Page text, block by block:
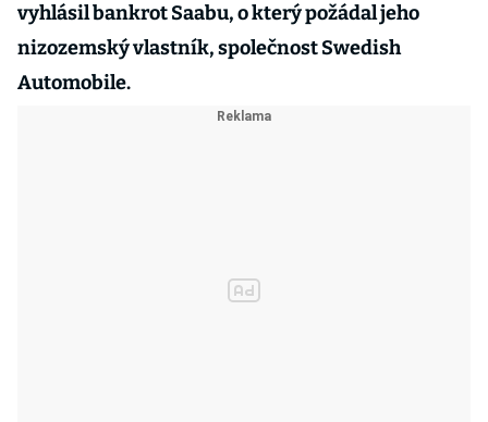
vyhlásil bankrot Saabu, o který požádal jeho
nizozemský vlastník, společnost Swedish
Automobile.